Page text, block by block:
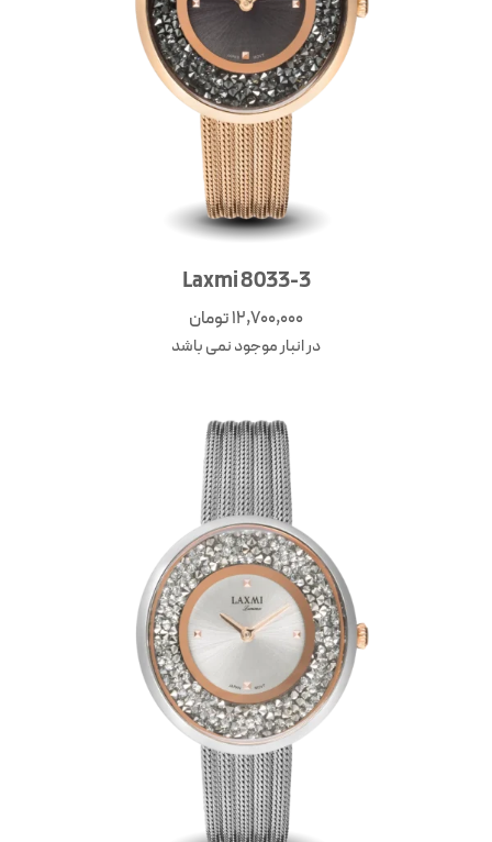
Laxmi 8033-3
12,700,000تومان
در انبار موجود نمی باشد